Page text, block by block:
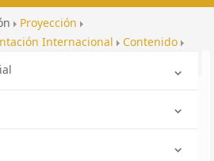
Proyección
Internacional
Contenido